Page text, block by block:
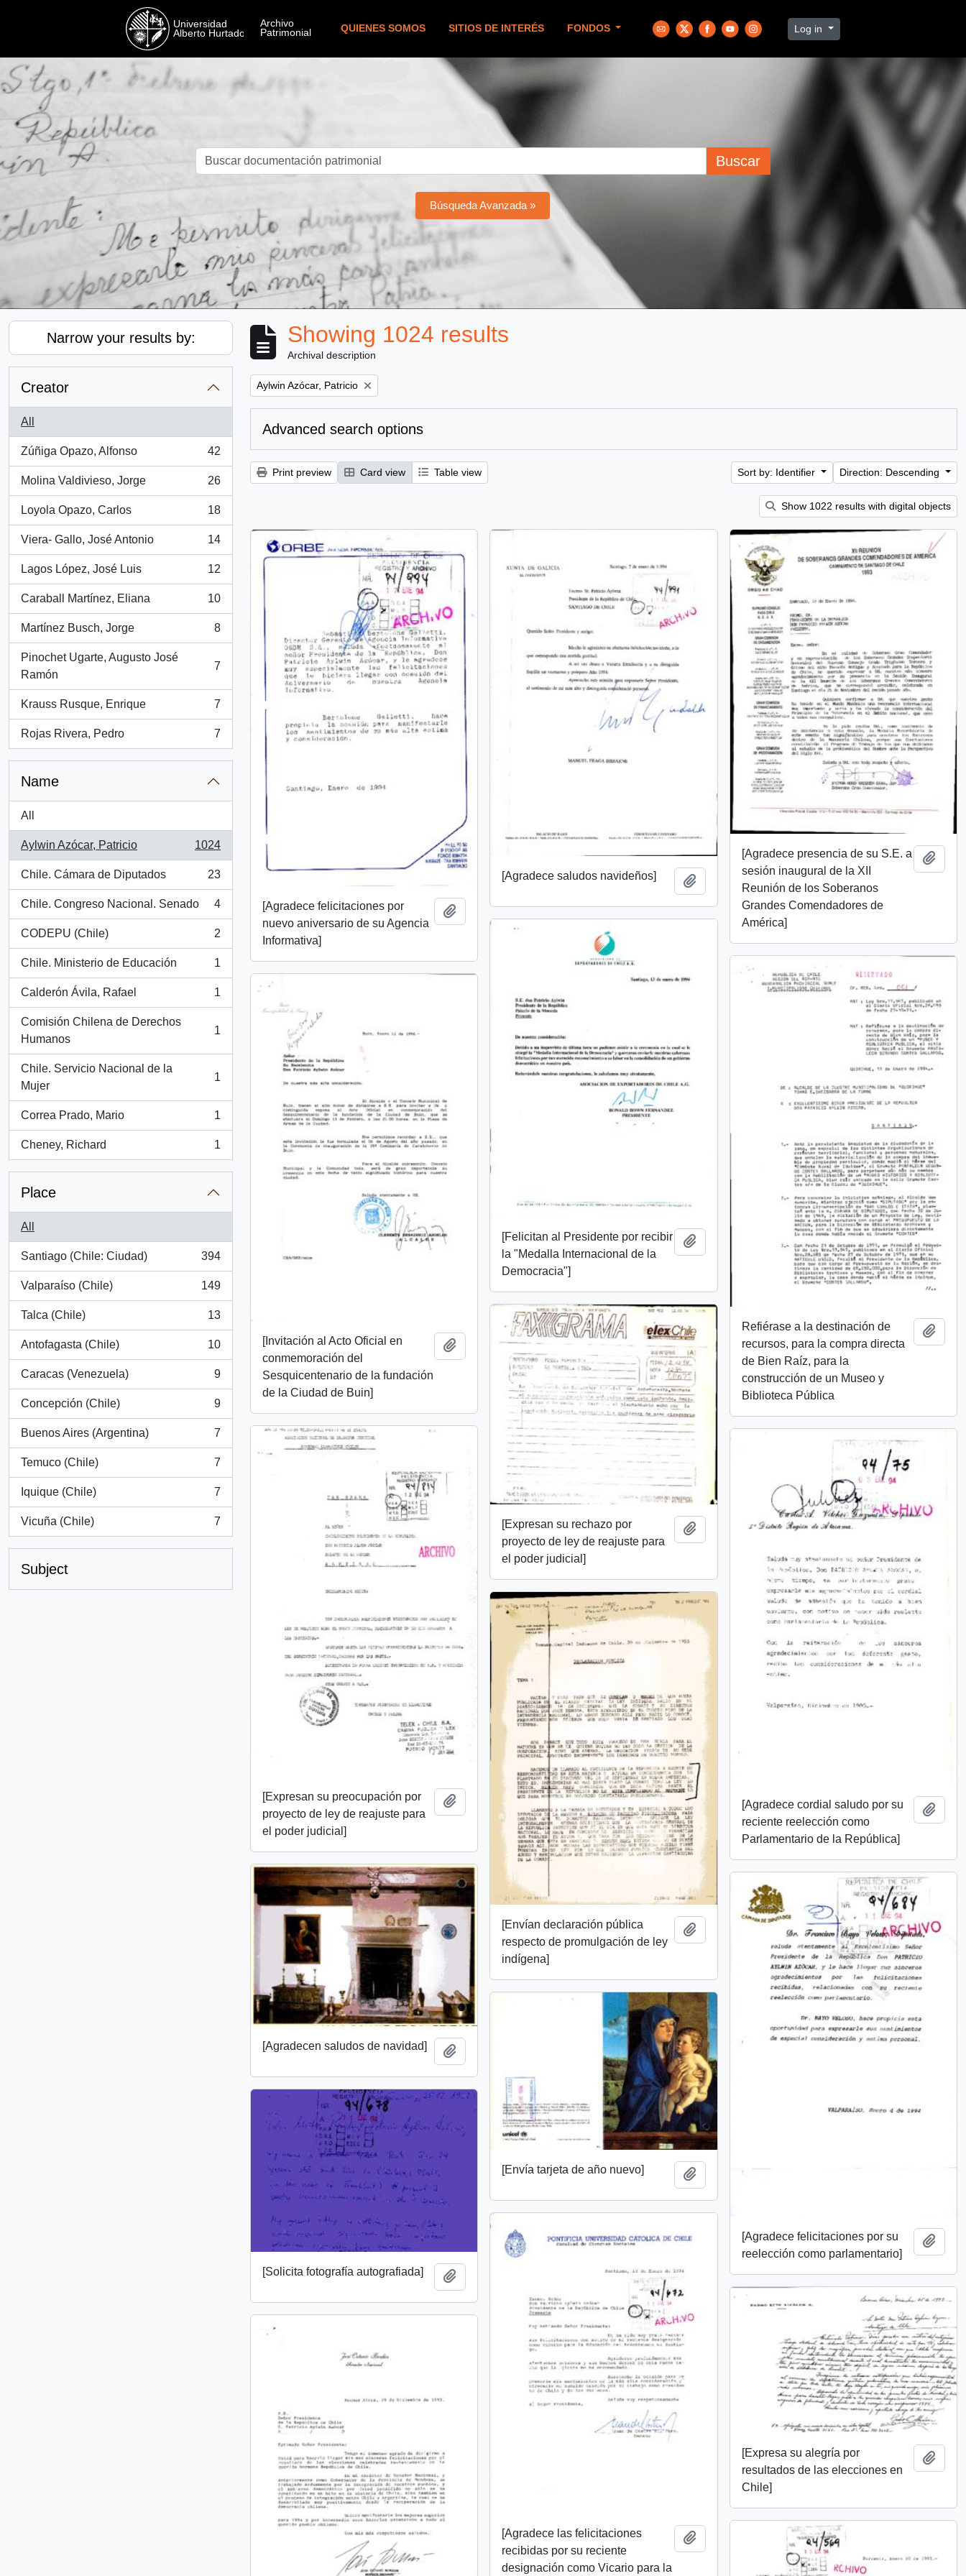
QUIENES SOMOS SITIOS DE INTERÉS FONDOS Log in
Buscar
Búsqueda Avanzada »
Narrow your results by:
Creator
All
Zúñiga Opazo, Alfonso
, 42 results
42
Molina Valdivieso, Jorge
, 26 results
26
Loyola Opazo, Carlos
, 18 results
18
Viera- Gallo, José Antonio
, 14 results
14
Lagos López, José Luis
, 12 results
12
Caraball Martínez, Eliana
, 10 results
10
Martínez Busch, Jorge
, 8 results
8
Pinochet Ugarte, Augusto José
Ramón
, 7 results
7
Krauss Rusque, Enrique
, 7 results
7
Rojas Rivera, Pedro
, 7 results
7
Name
All
Aylwin Azócar, Patricio
, 1024 results
1024
Chile. Cámara de Diputados
, 23 results
23
Chile. Congreso Nacional. Senado
, 4 results
4
CODEPU (Chile)
, 2 results
2
Chile. Ministerio de Educación
, 1 results
1
Calderón Ávila, Rafael
, 1 results
1
Comisión Chilena de Derechos
Humanos
, 1 results
1
Chile. Servicio Nacional de la
Mujer
, 1 results
1
Correa Prado, Mario
, 1 results
1
Cheney, Richard
, 1 results
1
Place
All
Santiago (Chile: Ciudad)
, 394 results
394
Valparaíso (Chile)
, 149 results
149
Talca (Chile)
, 13 results
13
Antofagasta (Chile)
, 10 results
10
Caracas (Venezuela)
, 9 results
9
Concepción (Chile)
, 9 results
9
Buenos Aires (Argentina)
, 7 results
7
Temuco (Chile)
, 7 results
7
Iquique (Chile)
, 7 results
7
Vicuña (Chile)
, 7 results
7
Subject
Showing 1024 results
Archival description
Remove filter:
Aylwin Azócar, Patricio
Advanced search options
Print preview Card view Table view Sort by: Identifier Direction: Descending
Show 1022 results with digital objects
[Agradece felicitaciones por
nuevo aniversario de su Agencia
Informativa]
Add to clipboard
[Agradece saludos navideños] Add to clipboard
[Agradece presencia de su S.E. a
sesión inaugural de la XII
Reunión de los Soberanos
Grandes Comendadores de
América]
Add
[Felicitan al Presidente por recibir
la "Medalla Internacional de la
Democracia"]
Add to clipboard
Refiérase a la destinación de
recursos, para la compra directa
de Bien Raíz, para la
construcción de un Museo y
Biblioteca Pública
Add
[Invitación al Acto Oficial en
conmemoración del
Sesquicentenario de la fundación
de la Ciudad de Buin]
Add to clipboard
[Expresan su rechazo por
proyecto de ley de reajuste para
el poder judicial]
Add to clipboard
[Expresan su preocupación por
proyecto de ley de reajuste para
el poder judicial]
Add to clipboard
[Agradece cordial saludo por su
reciente reelección como
Parlamentario de la República]
Add
[Envían declaración pública
respecto de promulgación de ley
indígena]
Add to clipboard
[Agradecen saludos de navidad]
[Agradece felicitaciones por su
reelección como parlamentario]
Add
[Envía tarjeta de año nuevo] Add to clipboard
[Solicita fotografía autografiada]
[Agradece las felicitaciones
recibidas por su reciente
designación como Vicario para la
Add to clipboard
[Expresa su alegría por
resultados de las elecciones en
Chile]
Add